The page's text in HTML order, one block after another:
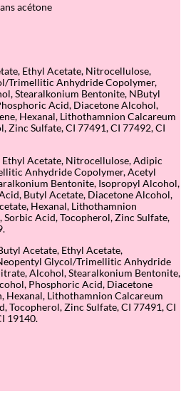
acétone
Ethyl Acetate, Nitrocellulose,
Trimellitic Anhydride Copolymer,
Stearalkonium Bentonite, NButyl
Acid, Diacetone Alcohol,
Hexanal, Lithothamnion Calcareum
Zinc Sulfate, CI 77491, CI 77492, CI
Acetate, Nitrocellulose, Adipic
Anhydride Copolymer, Acetyl
Bentonite, Isopropyl Alcohol,
Butyl Acetate, Diacetone Alcohol,
Hexanal, Lithothamnion
Acid, Tocopherol, Zinc Sulfate,
Acetate, Ethyl Acetate,
Glycol/Trimellitic Anhydride
Alcohol, Stearalkonium Bentonite,
Phosphoric Acid, Diacetone
Hexanal, Lithothamnion Calcareum
Tocopherol, Zinc Sulfate, CI 77491, CI
19140.